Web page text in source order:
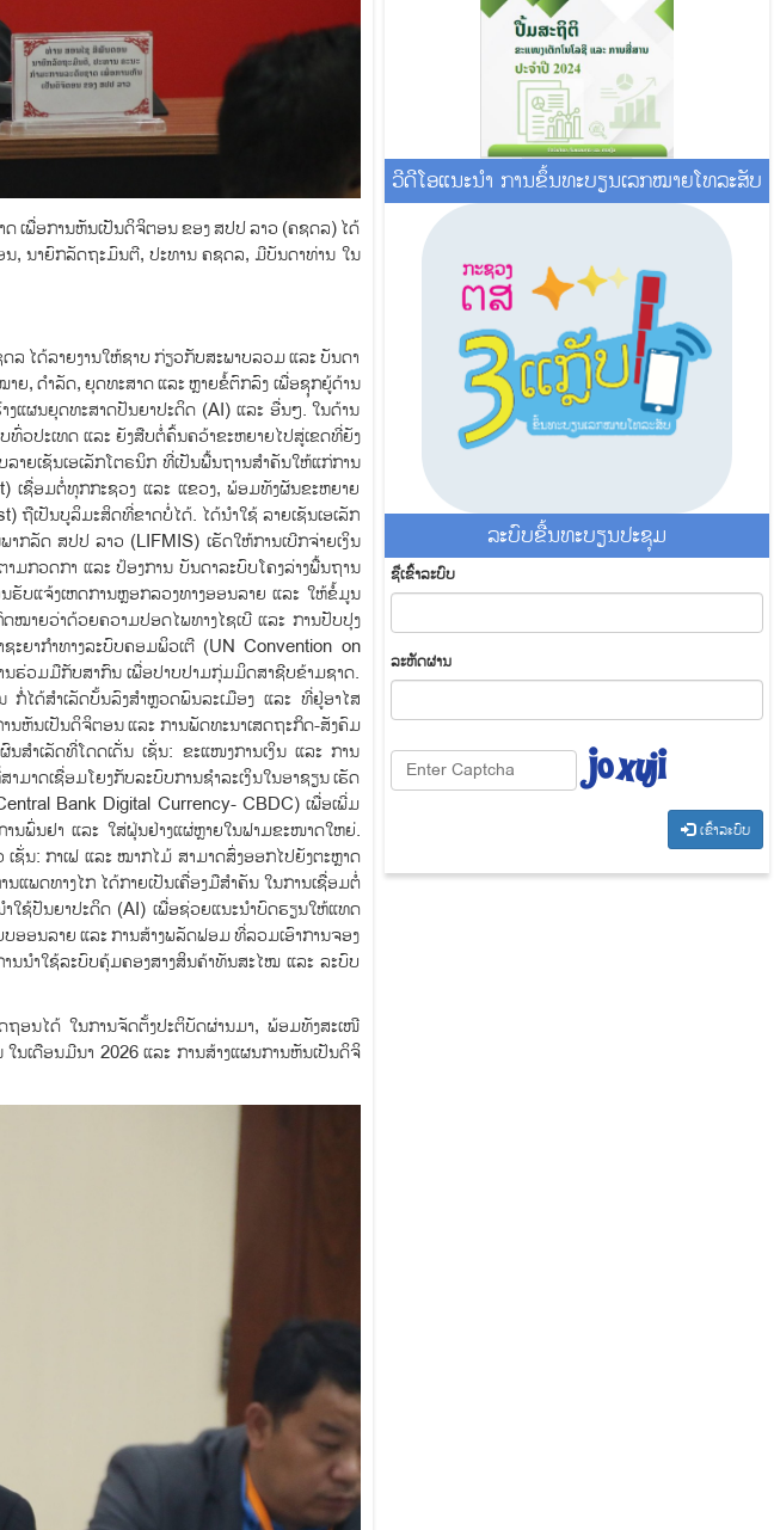
ດ ເພື່ອການຫັນເປັນດິຈິຕອນ ຂອງ ສປປ ລາວ (ຄຊດລ) ໄດ້
, ນາຍົກລັດຖະມົນຕີ, ປະທານ ຄຊດລ, ມີບັນດາທ່ານ ໃນ
ໄດ້ລາຍງານໃຫ້ຊາບ ກ່ຽວກັບສະພາບລວມ ແລະ ບັນດາ
ຍ, ດໍາລັດ, ຍຸດທະສາດ ແລະ ຫຼາຍຂໍ້ຕົກລົງ ເພື່ອຊຸກຍູ້ດ້ານ
ແຜນຍຸດທະສາດປັນຍາປະດິດ (AI) ແລະ ອື່ນໆ. ໃນດ້ານ
ທົ່ວປະເທດ ແລະ ຍັງສືບຕໍ່ຄົ້ນຄວ້າຂະຫຍາຍໄປສູ່ເຂດທີ່ຍັງ
ຍເຊັນເອເລັກໂຕຣນິກ ທີ່ເປັນພື້ນຖານສຳຄັນໃຫ້ແກ່ການ
ເຊື່ອມຕໍ່ທຸກກະຊວງ ແລະ ແຂວງ, ພ້ອມທັງຜັນຂະຫຍາຍ
ຖືເປັນບູລິມະສິດທີ່ຂາດບໍ່ໄດ້. ໄດ້ນໍາໃຊ້ ລາຍເຊັນເອເລັກ
ກລັດ ສປປ ລາວ (LIFMIS) ເຮັດໃຫ້ການເບີກຈ່າຍເງິນ
ມກວດກາ ແລະ ປ້ອງການ ບັນດາລະບົບໂຄງລ່າງພື້ນຖານ
ຮັບແຈ້ງເຫດການຫຼອກລວງທາງອອນລາຍ ແລະ ໃຫ້ຂໍ້ມູນ
ໝາຍວ່າດ້ວຍຄວາມປອດໄພທາງໄຊເບີ ແລະ ການປັບປຸງ
ະຍາກຳທາງລະບົບຄອມພິວເຕີ (UN Convention on
ຮ່ວມມືກັບສາກົນ ເພື່ອປາບປາມກຸ່ມມິດສາຊີບຂ້າມຊາດ.
ໄດ້ສຳເລັດບັ້ນລົງສຳຫຼວດພົນລະເມືອງ ແລະ ທີ່ຢູ່ອາໄສ
ນຫັນເປັນດິຈິຕອນ ແລະ ການພັດທະນາເສດຖະກິດ-ສັງຄົມ
ສຳເລັດທີ່ໂດດເດັ່ນ ເຊັ່ນ: ຂະແໜງການເງິນ ແລະ ການ
ມາດເຊື່ອມໂຍງກັບລະບົບການຊຳລະເງິນໃນອາຊຽນ ເຮັດ
Bank Digital Currency- CBDC) ເພື່ອເພີ່ມ
ນພົ່ນຢາ ແລະ ໃສ່ຝຸ່ນຢ່າງແຜ່ຫຼາຍໃນຟາມຂະໜາດໃຫຍ່.
ຊັ່ນ: ກາເຟ ແລະ ໝາກໄມ້ ສາມາດສົ່ງອອກໄປຍັງຕະຫຼາດ
ພດທາງໄກ ໄດ້ກາຍເປັນເຄື່ອງມືສຳຄັນ ໃນການເຊື່ອມຕໍ່
ໃຊ້ປັນຍາປະດິດ (AI) ເພື່ອຊ່ວຍແນະນຳບົດຮຽນໃຫ້ແທດ
ອອນລາຍ ແລະ ການສ້າງພລັດຟອມ ທີ່ລວມເອົາການຈອງ
ນນຳໃຊ້ລະບົບຄຸ້ມຄອງສາງສິນຄ້າທັນສະໄໝ ແລະ ລະບົບ
ອນໄດ້ ໃນການຈັດຕັ້ງປະຕິບັດຜ່ານມາ, ພ້ອມທັງສະເໜີ
ເດືອນມີນາ 2026 ແລະ ການສ້າງແຜນການຫັນເປັນດິຈິ
ວີດີໂອແນະນໍາ ການຂຶ້ນທະບຽນເລກໝາຍໂທລະສັບ
ລະ​ບົບ​ຂື້ນ​ທະ​ບຽນ​ປະ​ຊຸມ
ຊື່​ເຂົ້າ​ລະ​ບົບ
​ລະ​ຫັດ​ຜ່ານ
​ເຂົ້າ​ລະ​ບົບ